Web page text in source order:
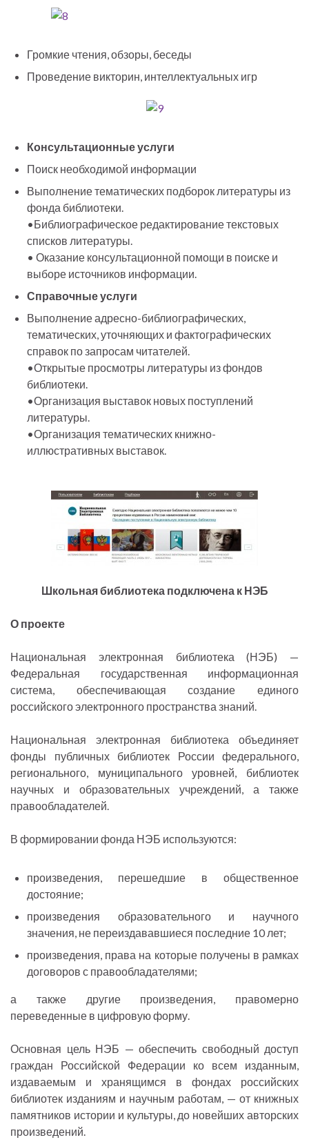
Громкие чтения, обзоры, беседы
Проведение викторин, интеллектуальных игр
Консультационные услуги
Поиск необходимой информации
Выполнение тематических подборок литературы из
фонда библиотеки.
•Библиографическое редактирование текстовых
списков литературы.
• Оказание консультационной помощи в поиске и
выборе источников информации.
Справочные услуги
Выполнение адресно-библиографических,
тематических, уточняющих и фактографических
справок по запросам читателей.
•Открытые просмотры литературы из фондов
библиотеки.
•Организация выставок новых поступлений
литературы.
•Организация тематических книжно-
иллюстративных выставок.
Школьная библиотека подключена к НЭБ
О проекте
Национальная электронная библиотека (НЭБ) —
Федеральная государственная информационная
система, обеспечивающая создание единого
российского электронного пространства знаний.
Национальная электронная библиотека объединяет
фонды публичных библиотек России федерального,
регионального, муниципального уровней, библиотек
научных и образовательных учреждений, а также
правообладателей.
В формировании фонда НЭБ используются:
произведения, перешедшие в общественное
достояние;
произведения образовательного и научного
значения, не переиздававшиеся последние 10 лет;
произведения, права на которые получены в рамках
договоров с правообладателями;
а также другие произведения, правомерно
переведенные в цифровую форму.
Основная цель НЭБ — обеспечить свободный доступ
граждан Российской Федерации ко всем изданным,
издаваемым и хранящимся в фондах российских
библиотек изданиям и научным работам, — от книжных
памятников истории и культуры, до новейших авторских
произведений.